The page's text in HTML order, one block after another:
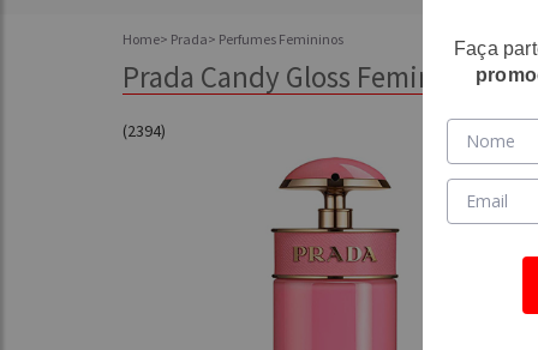
Home> Prada> Perfumes Femininos
Prada Candy Gloss Feminino
(2394)
Faça